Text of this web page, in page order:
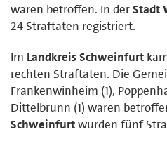
waren betroffen. In derStadt
24 Straftaten registriert.
Im Landkreis Schweinfurt
rechten Straftaten. Die
Frankenwinheim (1),
Dittelbrunn (1) waren
Schweinfurtwurden fünf